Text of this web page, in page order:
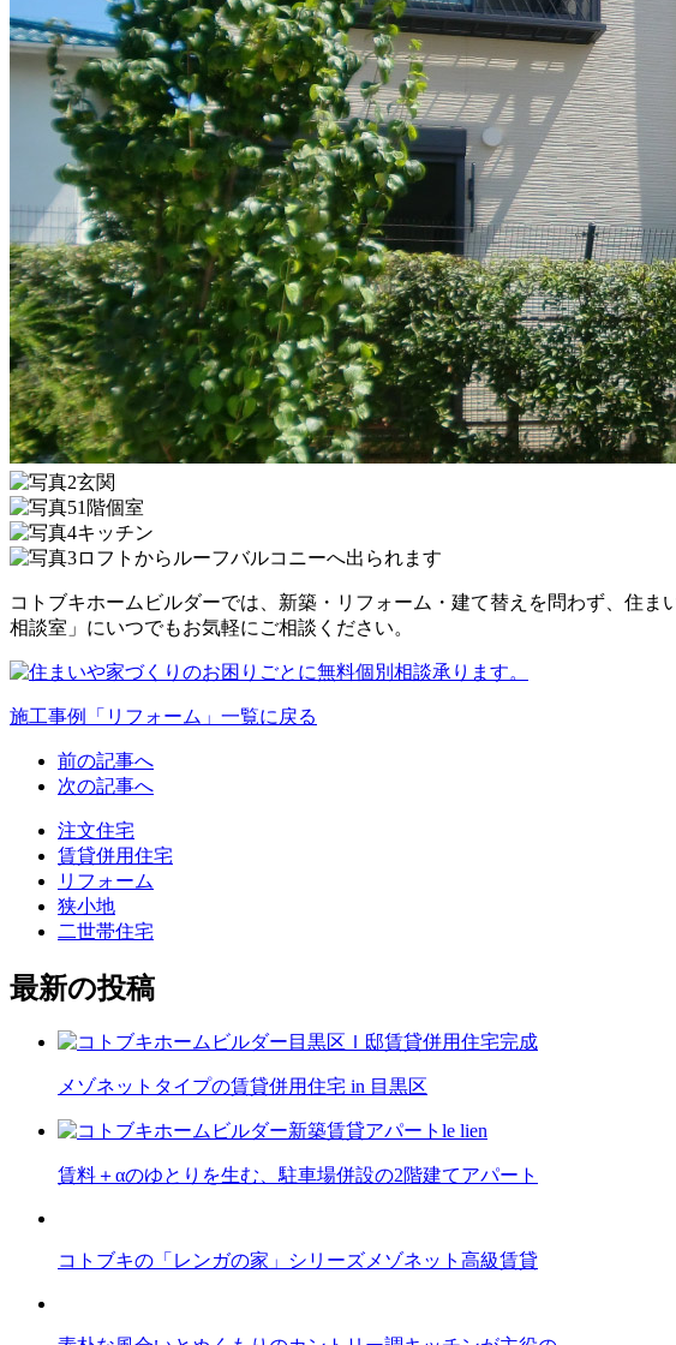
玄関
1階個室
キッチン
ロフトからルーフバルコニーへ出られます
コトブキホームビルダーでは、新築・リフォーム・建て替えを問わず、住
相談室」にいつでもお気軽にご相談ください。
施工事例「リフォーム」一覧に戻る
前の記事へ
次の記事へ
注文住宅
賃貸併用住宅
リフォーム
狭小地
二世帯住宅
最新の投稿
メゾネットタイプの賃貸併用住宅 in 目黒区
賃料＋αのゆとりを生む、駐車場併設の2階建てアパート
コトブキの「レンガの家」シリーズメゾネット高級賃貸